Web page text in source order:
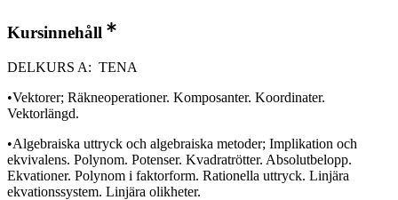
Kursinnehåll
DELKURS A: TENA
•Vektorer; Räkneoperationer. Komposanter. Koordinater.
Vektorlängd.
•Algebraiska uttryck och algebraiska metoder; Implikation och
ekvivalens. Polynom. Potenser. Kvadratrötter. Absolutbelopp.
Ekvationer. Polynom i faktorform. Rationella uttryck. Linjära
ekvationssystem. Linjära olikheter.